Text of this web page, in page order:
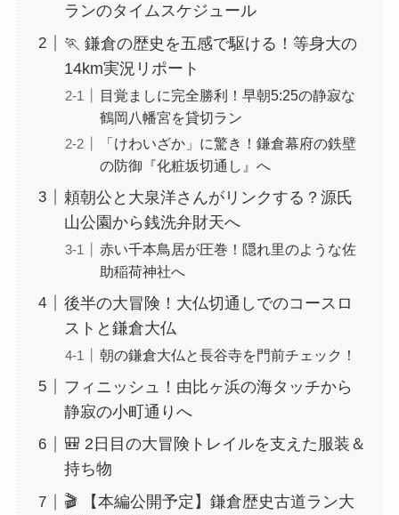
ランのタイムスケジュール
🏃 鎌倉の歴史を五感で駆ける！等身大の
14km実況リポート
目覚ましに完全勝利！早朝5:25の静寂な
鶴岡八幡宮を貸切ラン
「けわいざか」に驚き！鎌倉幕府の鉄壁
の防御『化粧坂切通し』へ
頼朝公と大泉洋さんがリンクする？源氏
山公園から銭洗弁財天へ
赤い千本鳥居が圧巻！隠れ里のような佐
助稲荷神社へ
後半の大冒険！大仏切通しでのコースロ
ストと鎌倉大仏
朝の鎌倉大仏と長谷寺を門前チェック！
フィニッシュ！由比ヶ浜の海タッチから
静寂の小町通りへ
🎒 2日目の大冒険トレイルを支えた服装＆
持ち物
🎬 【本編公開予定】鎌倉歴史古道ラン大